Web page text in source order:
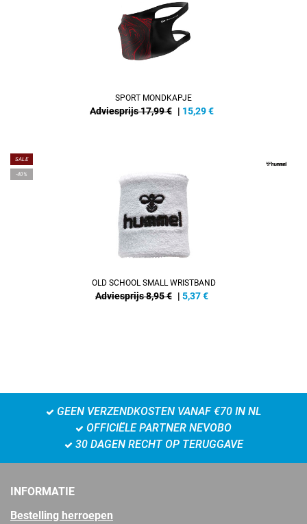
SPORT MONDKAPJE
Adviesprijs 17,99 € | 15,29€
SALE
-40%
OLD SCHOOL SMALL WRISTBAND
Adviesprijs 8,95 € | 5,37€
GEEN VERZENDKOSTEN VANAF €70 IN NL
OFFICIËLE PARTNER NEVOBO
30 DAGEN RECHT OP TERUGGAVE
INFORMATIE
Bestelling herroepen